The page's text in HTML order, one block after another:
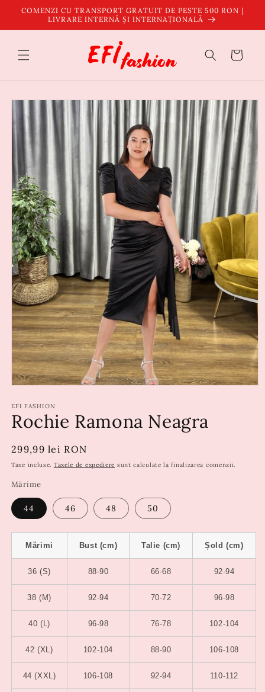
Salt la
conținut
COMENZI CU TRANSPORT GRATUIT DE PESTE 500 RON |
LIVRARE INTERNĂ ȘI INTERNAȚIONALĂ
Coș
informațiile
despre
produs
EFI FASHION
Rochie Ramona Neagra
Preț
obișnuit
299,99 lei RON
Taxe incluse. Taxele de expediere sunt calculate la finalizarea comenzii.
Mărime
44 46 48 50
Mărimi Bust (cm) Talie (cm) Șold (cm)
36 (S) 88-90 66-68 92-94
38 (M) 92-94 70-72 96-98
40 (L) 96-98 76-78 102-104
42 (XL) 102-104 88-90 106-108
44 (XXL) 106-108 92-94 110-112